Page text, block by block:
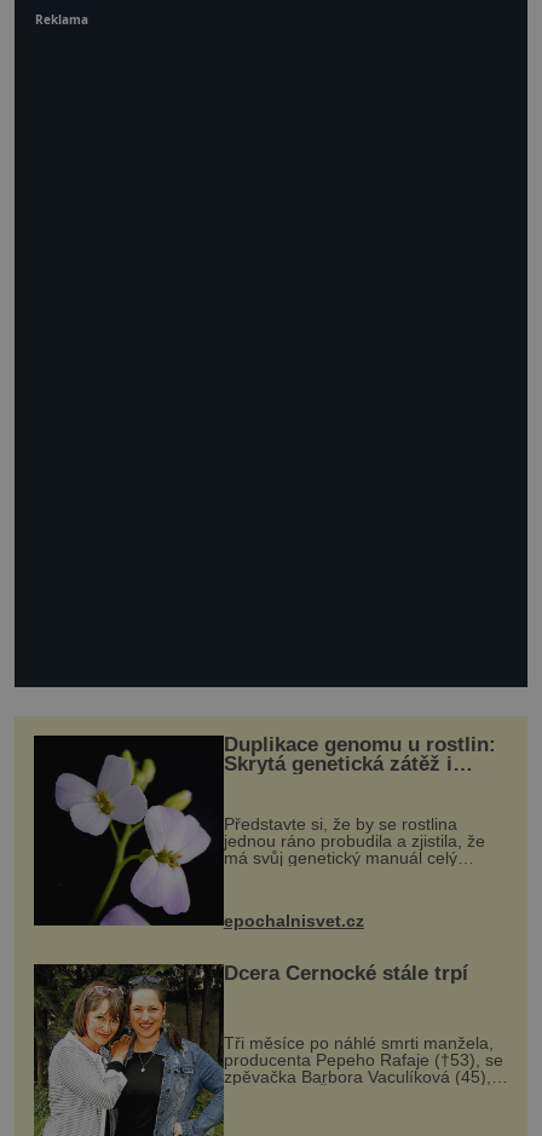
Duplikace genomu u rostlin:
Skrytá genetická zátěž i
Představte si, že by se rostlina
jednou ráno probudila a zjistila, že
má svůj genetický manuál celý
vstupenka...
epochalnisvet.cz
Dcera Černocké stále trpí
Tři měsíce po náhlé smrti manžela,
producenta Pepeho Rafaje (†53), se
zpěvačka Barbora Vaculíková (45),
dcera Petry Černocké (75), poprvé
ozvala veřejnosti. Na sociální síti
sdílela, že se snaží fung...
Reklama